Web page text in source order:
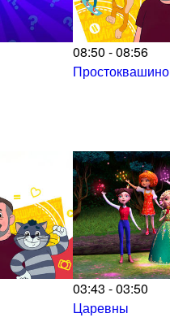
08:50 - 08:56
Простоквашино
03:43 - 03:50
Царевны